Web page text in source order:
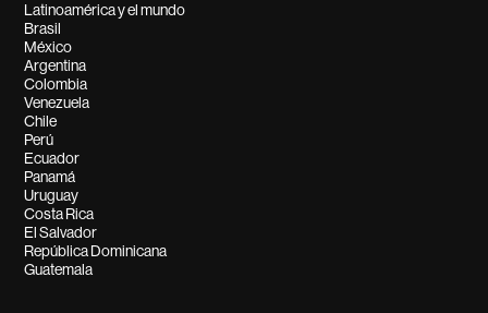
Latinoamérica y el mundo
Brasil
México
Argentina
Colombia
Venezuela
Chile
Perú
Ecuador
Panamá
Uruguay
Costa Rica
El Salvador
República Dominicana
Guatemala